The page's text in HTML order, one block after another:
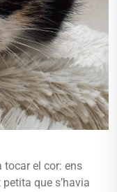
tocar el cor: ens
que s’havia